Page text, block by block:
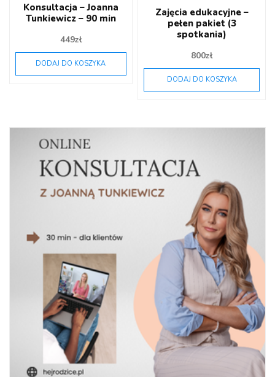
Konsultacja – Joanna
Tunkiewicz – 90 min
449zł
DODAJ DO KOSZYKA
Zajęcia edukacyjne –
pełen pakiet (3
spotkania)
800zł
DODAJ DO KOSZYKA